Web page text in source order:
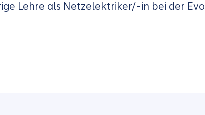
Lehre als Netzelektriker/-in bei der